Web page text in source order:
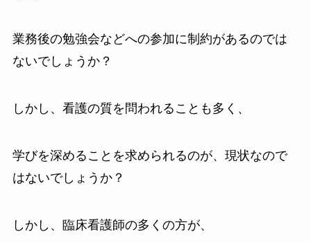
業務後の勉強会などへの参加に制約があるのでは
ないでしょうか？
しかし、看護の質を問われることも多く、
学びを深めることを求められるのが、現状なので
はないでしょうか？
しかし、臨床看護師の多くの方が、